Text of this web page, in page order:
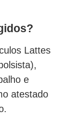
Lattes
e
atestado